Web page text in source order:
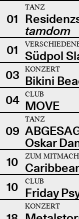
01
TANZ
tamdom
01 Südpol
03
KONZERT
Bikini
04
CLUB
MOVE
09
TANZ
Oskar
10
ZUM
10
CLUB
Friday
KONZERT